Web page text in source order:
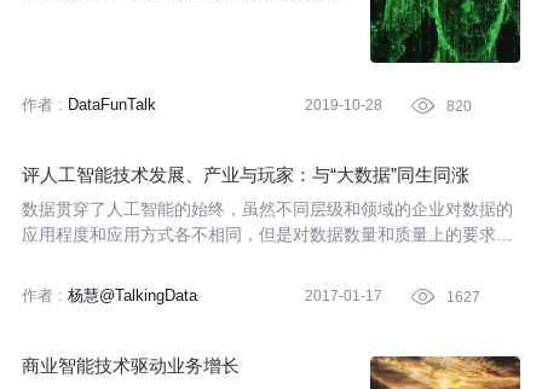
作者 : DataFunTalk 2019-10-28  820
评人工智能技术发展、产业与玩家：与“大数据”同生同涨
数据贯穿了人工智能的始终，虽然不同层级和领域的企业对数据的
应用程度和应用方式各不相同，但是对数据数量和质量上的要求是
业界拥有大量、一手的数据——这是人工智能发展必不可少的动力
与燃料。李开复曾提到，人工智能更适用于拥有大数据基础，且数
之前，不妨先看看自己的数据准备是否充分。
作者 : 杨慧@TalkingData 2017-01-17  1627
商业智能技术驱动业务增长